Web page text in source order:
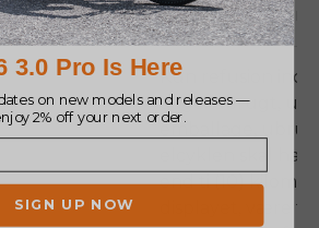
inden den bliver
Kun refusion
dage:ubrugt,
emballage,
elcyklen skal
end ti (10)
displayet, være fri